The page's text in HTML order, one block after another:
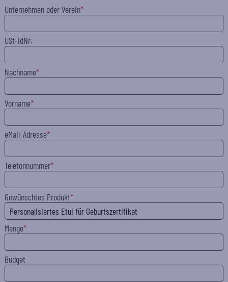
Unternehmen oder Verein
USt-IdNr.
Nachname
Vorname
eMail-Adresse
Telefonnummer
Gewünschtes Produkt
Menge
Budget